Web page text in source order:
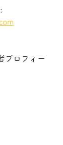
プロフィー